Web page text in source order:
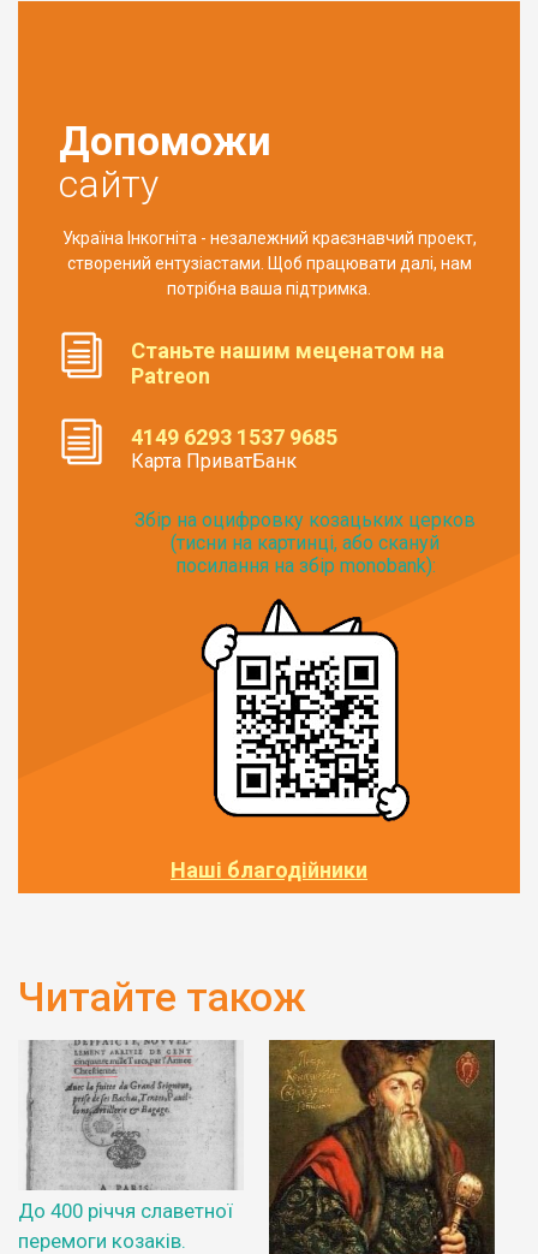
Допоможи
сайту
Україна Інкогніта - незалежний краєзнавчий проект,
створений ентузіастами. Щоб працювати далі, нам
потрібна ваша підтримка.
Станьте нашим меценатом на
Patreon
4149 6293 1537 9685
Карта ПриватБанк
Збір на оцифровку козацьких церков
(тисни на картинці, або скануй
посилання на збір monobank):
Наші благодійники
Читайте також
До 400 річчя славетної
перемоги козаків.